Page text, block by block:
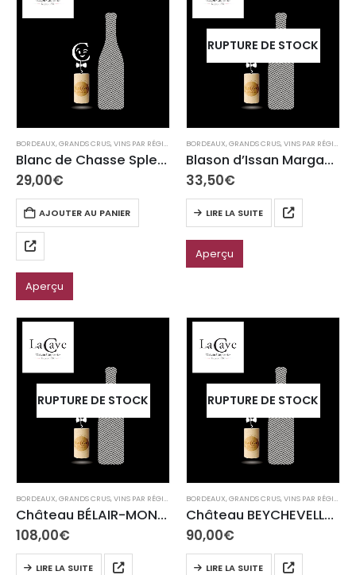
BORDEAUX,GRANDS CRUS,VINS PAR RÉGION
Blanc de Chasse Spleen Bordeaux sec 2020
29,00€
AJOUTER AU PANIER
Aperçu
RUPTURE DE STOCK
BORDEAUX,GRANDS CRUS,VINS PAR RÉGION
Blason d’Issan Margaux 2020
33,50€
LIRE LA SUITE
Aperçu
RUPTURE DE STOCK
BORDEAUX,GRANDS CRUS,VINS PAR RÉGION
Château BÉLAIR-MONANGE AOC Saint-Emilion Grand Cru
108,00€
LIRE LA SUITE
RUPTURE DE STOCK
BORDEAUX,GRANDS CRUS,VINS PAR RÉGION
Château BEYCHEVELLE AOC Saint-Julien
90,00€
LIRE LA SUITE